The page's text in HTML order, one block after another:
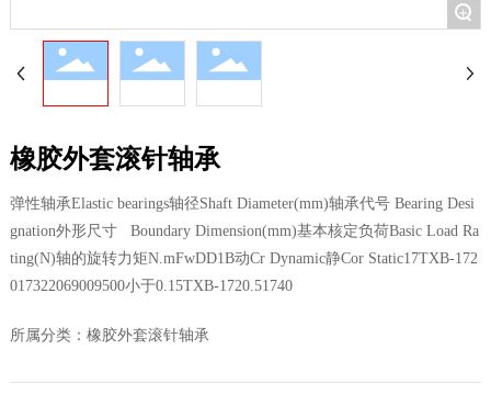
+
橡胶外套滚针轴承
弹性轴承Elastic bearings轴径Shaft Diameter(mm)轴承代号 Bearing Desi
gnation外形尺寸 Boundary Dimension(mm)基本核定负荷Basic Load Ra
ting(N)轴的旋转力矩N.mFwDD1B动Cr Dynamic静Cor Static17TXB-172
017322069009500小于0.15TXB-1720.51740
所属分类： 橡胶外套滚针轴承